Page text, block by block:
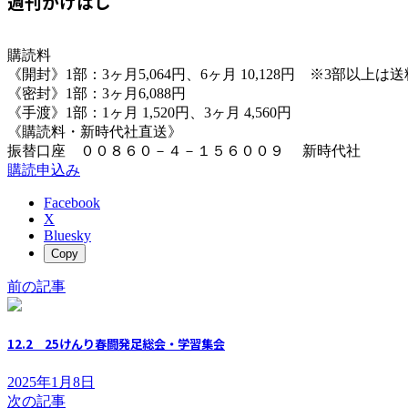
購読料
《開封》1部：3ヶ月5,064円、6ヶ月 10,128円 ※3部以上は送
《密封》1部：3ヶ月6,088円
《手渡》1部：1ヶ月 1,520円、3ヶ月 4,560円
《購読料・新時代社直送》
振替口座 ００８６０－４－１５６００９ 新時代社
購読申込み
Facebook
X
Bluesky
Copy
前の記事
12.2 25けんり春闘発足総会・学習集会
2025年1月8日
次の記事